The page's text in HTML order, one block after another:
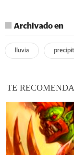
Archivado en
lluvia
TE